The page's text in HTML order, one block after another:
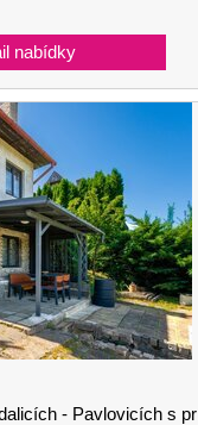
s prostornou zahradou